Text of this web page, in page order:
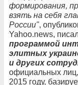
формирования,
взять на себя
России",
Yahoo.news,
программой
элитных
и других
официальных
2015 году,